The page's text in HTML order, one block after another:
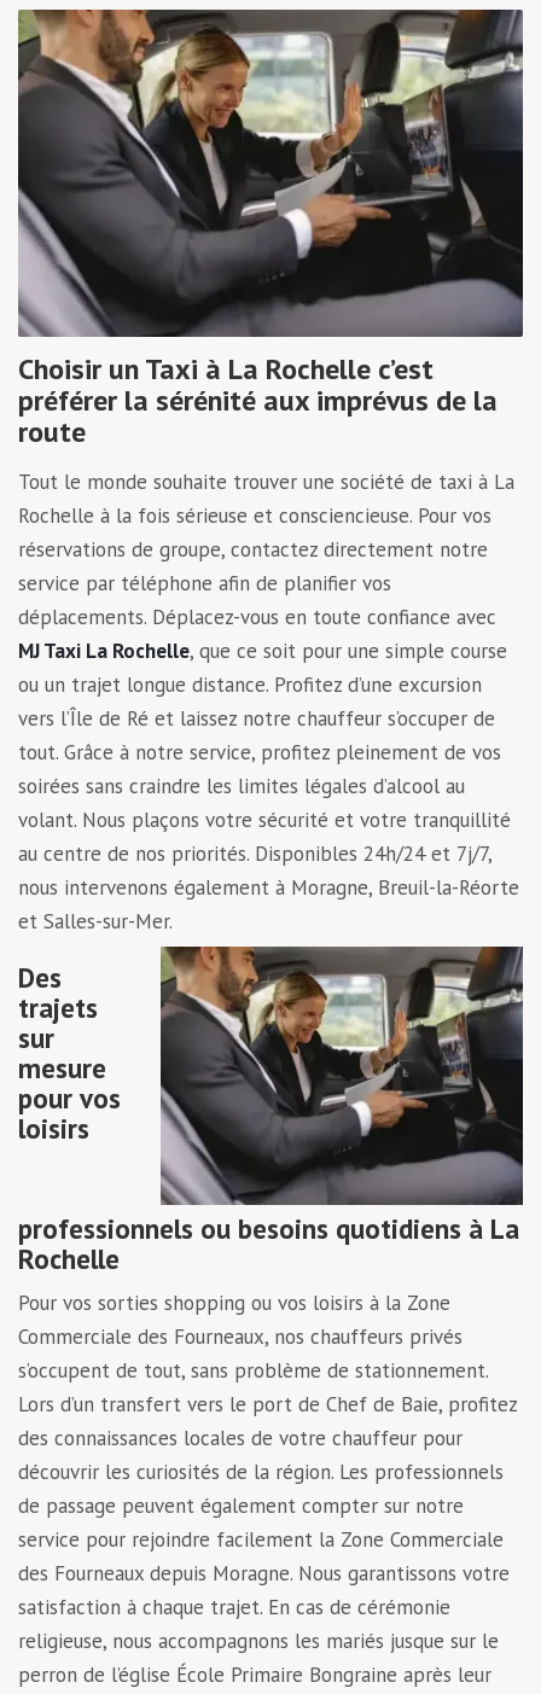
Choisir un Taxi à La Rochelle c’est
préférer la sérénité aux imprévus de la
route
Tout le monde souhaite trouver une société de taxi à La
Rochelle à la fois sérieuse et consciencieuse. Pour vos
réservations de groupe, contactez directement notre
service par téléphone afin de planifier vos
déplacements. Déplacez-vous en toute confiance avec
MJ Taxi La Rochelle, que ce soit pour une simple course
ou un trajet longue distance. Profitez d’une excursion
vers l’Île de Ré et laissez notre chauffeur s’occuper de
tout. Grâce à notre service, profitez pleinement de vos
soirées sans craindre les limites légales d’alcool au
volant. Nous plaçons votre sécurité et votre tranquillité
au centre de nos priorités. Disponibles 24h/24 et 7j/7,
nous intervenons également à Moragne, Breuil-la-Réorte
et Salles-sur-Mer.
Des
trajets
sur
mesure
pour vos
loisirs
professionnels ou besoins quotidiens à La
Rochelle
Pour vos sorties shopping ou vos loisirs à la Zone
Commerciale des Fourneaux, nos chauffeurs privés
s’occupent de tout, sans problème de stationnement.
Lors d’un transfert vers le port de Chef de Baie, profitez
des connaissances locales de votre chauffeur pour
découvrir les curiosités de la région. Les professionnels
de passage peuvent également compter sur notre
service pour rejoindre facilement la Zone Commerciale
des Fourneaux depuis Moragne. Nous garantissons votre
satisfaction à chaque trajet. En cas de cérémonie
religieuse, nous accompagnons les mariés jusque sur le
perron de l’église École Primaire Bongraine après leur